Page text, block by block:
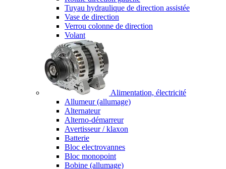
Tuyau hydraulique de direction assistée
Vase de direction
Verrou colonne de direction
Volant
Alimentation, électricité
Allumeur (allumage)
Alternateur
Alterno-démarreur
Avertisseur / klaxon
Batterie
Bloc electrovannes
Bloc monopoint
Bobine (allumage)